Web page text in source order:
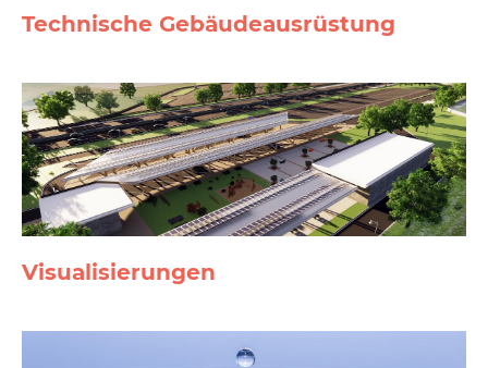
Technische Gebäude­ausrüstung
Visuali­sierungen